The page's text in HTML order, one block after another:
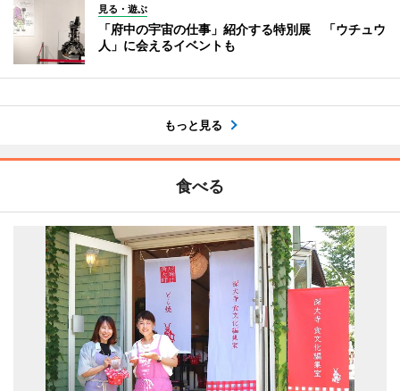
見る・遊ぶ
「府中の宇宙の仕事」紹介する特別展 「ウチュウ
人」に会えるイベントも
もっと見る
食べる